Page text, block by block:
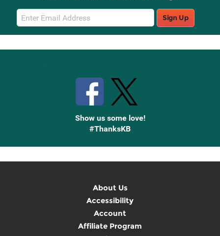
Email
Sign
Up
Sign Up
Show us some love!
#ThanksKB
About Us
Accessibility
Account
Affiliate Program